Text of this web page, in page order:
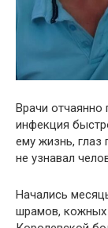
Врачи отчаянно
инфекция
ему жизнь, глаз
не узнавал
Начались
шрамов, кожных